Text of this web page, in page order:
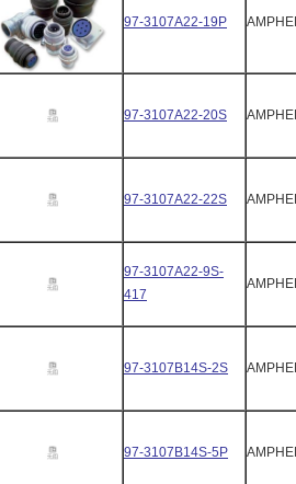
97-3107A22-19P
97-3107A22-20S
97-3107A22-22S
97-3107A22-9S-
417
97-3107B14S-2S
97-3107B14S-5P